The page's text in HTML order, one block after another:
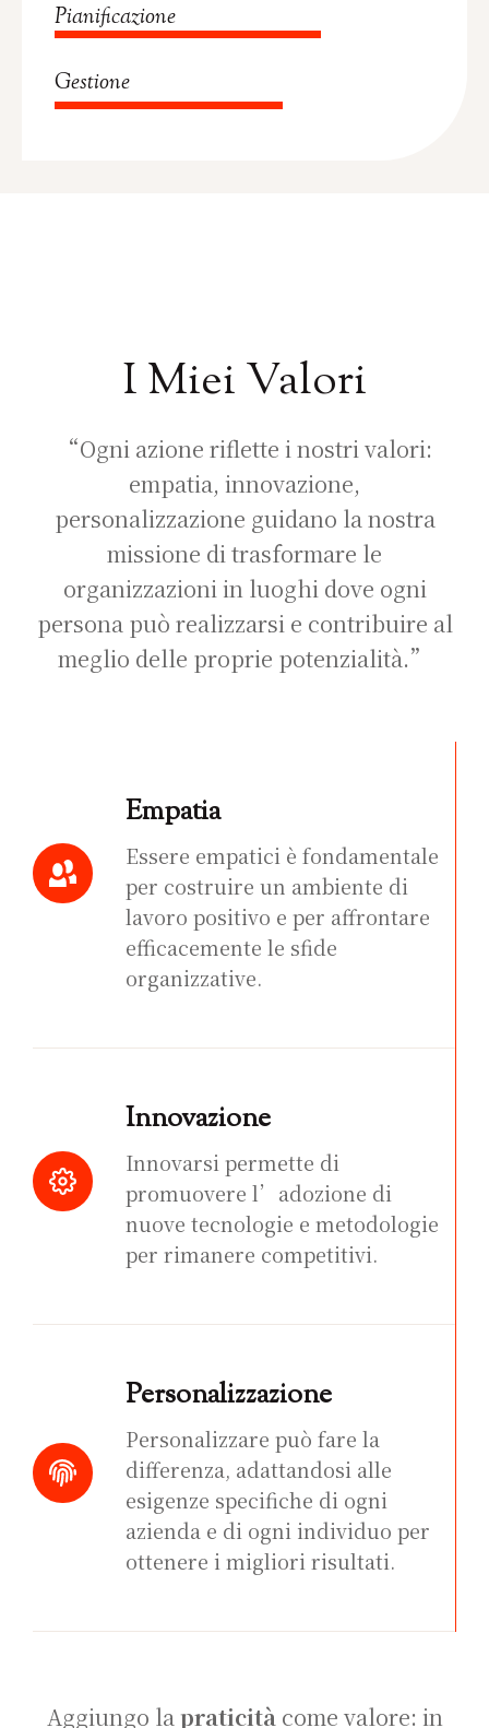
Pianificazione
Gestione
I Miei Valori
“Ogni azione riflette i nostri valori:
empatia, innovazione,
personalizzazione guidano la nostra
missione di trasformare le
organizzazioni in luoghi dove ogni
persona può realizzarsi e contribuire al
meglio delle proprie potenzialità.”
Empatia
Essere empatici è fondamentale
per costruire un ambiente di
lavoro positivo e per affrontare
efficacemente le sfide
organizzative.
Innovazione
Innovarsi permette di
promuovere l’adozione di
nuove tecnologie e metodologie
per rimanere competitivi.
Personalizzazione
Personalizzare può fare la
differenza, adattandosi alle
esigenze specifiche di ogni
azienda e di ogni individuo per
ottenere i migliori risultati.
Aggiungo la praticità come valore: in